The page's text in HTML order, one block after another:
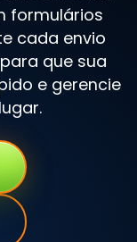
formulários
cada envio
que sua
e gerencie